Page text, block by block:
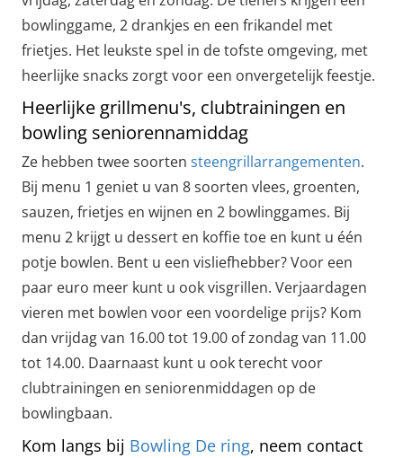
bowlinggame, 2 drankjes en een frikandel met
frietjes. Het leukste spel in de tofste omgeving, met
heerlijke snacks zorgt voor een onvergetelijk feestje.
Heerlijke grillmenu's, clubtrainingen en
bowling seniorennamiddag
Ze hebben twee soorten steengrillarrangementen.
Bij menu 1 geniet u van 8 soorten vlees, groenten,
sauzen, frietjes en wijnen en 2 bowlinggames. Bij
menu 2 krijgt u dessert en koffie toe en kunt u één
potje bowlen. Bent u een visliefhebber? Voor een
paar euro meer kunt u ook visgrillen. Verjaardagen
vieren met bowlen voor een voordelige prijs? Kom
dan vrijdag van 16.00 tot 19.00 of zondag van 11.00
tot 14.00. Daarnaast kunt u ook terecht voor
clubtrainingen en seniorenmiddagen op de
bowlingbaan.
Kom langs bij Bowling De ring, neem contact